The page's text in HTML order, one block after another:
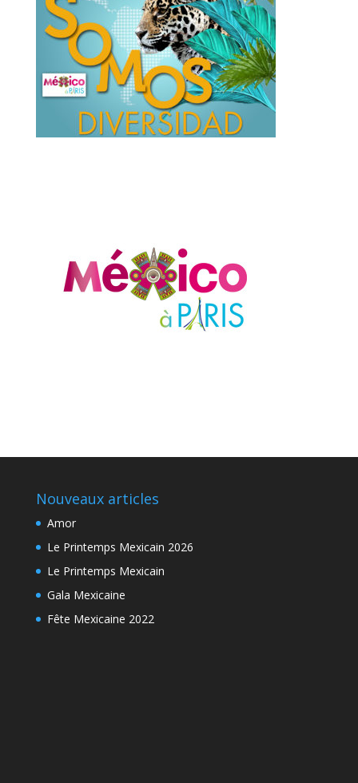
Nouveaux articles
Amor
Le Printemps Mexicain 2026
Le Printemps Mexicain
Gala Mexicaine
Fête Mexicaine 2022